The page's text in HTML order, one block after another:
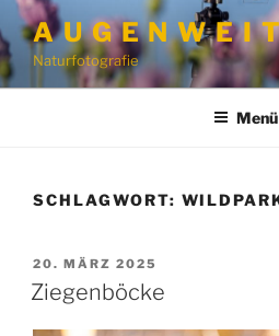
Zum
Inhalt
springen
A U G E N W E I
Naturfotografie
Menü
SCHLAGWORT:
VERÖFFENTLICHT
AM
20. MÄRZ 2025
Ziegenböcke